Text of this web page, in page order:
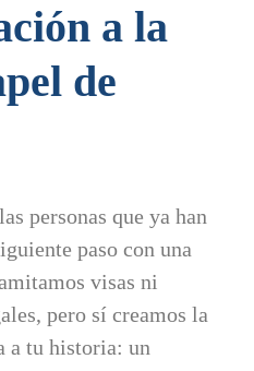
a la
de
personas que ya han
paso con una
visas ni
pero sí creamos la
a tu historia: un